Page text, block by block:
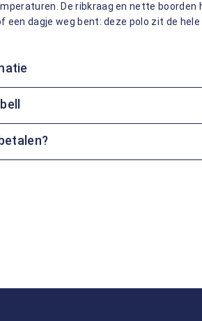
De ribkraag en nette boorden
dagje weg bent: deze polo zit de hele